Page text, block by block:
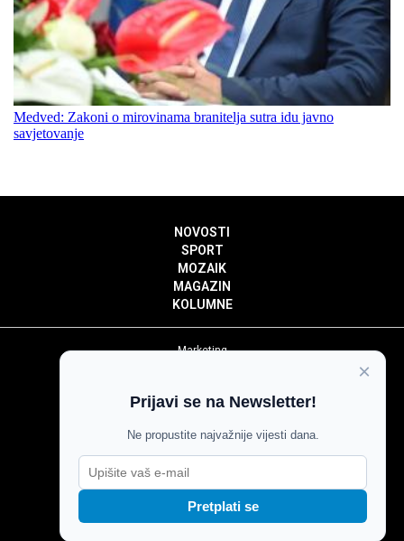
Medved: Zakoni o mirovinama branitelja sutra idu javno
savjetovanje
NOVOSTI
SPORT
MOZAIK
MAGAZIN
KOLUMNE
Marketing
Impressum
Pravila komentiranja
Agroglas
×
Prijavi se na Newsletter!
Ne propustite najvažnije vijesti dana.
Pretplati se